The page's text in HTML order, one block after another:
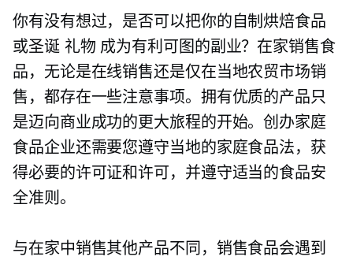
你有没有想过，是否可以把你的自制烘焙食品
或圣诞 礼物 成为有利可图的副业？在家销售食
品，无论是在线销售还是仅在当地农贸市场销
售，都存在一些注意事项。拥有优质的产品只
是迈向商业成功的更大旅程的开始。创办家庭
食品企业还需要您遵守当地的家庭食品法，获
得必要的许可证和许可，并遵守适当的食品安
全准则。
与在家中销售其他产品不同，销售食品会遇到